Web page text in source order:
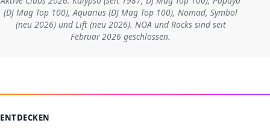
(DJ Mag Top 100), Aquarius (DJ Mag Top 100), Nomad, Symbol
(neu 2026) und Lift (neu 2026). NOA und Rocks sind seit
Februar 2026 geschlossen.
ENTDECKEN